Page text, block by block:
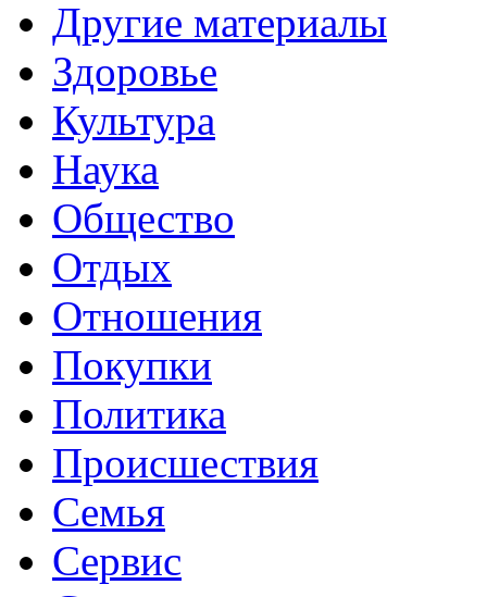
Другие материалы
Здоровье
Культура
Наука
Общество
Отдых
Отношения
Покупки
Политика
Происшествия
Семья
Сервис